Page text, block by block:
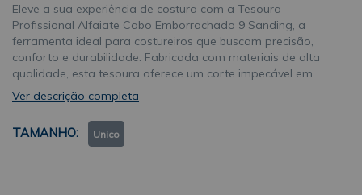
Eleve a sua experiência de costura com a Tesoura
Profissional Alfaiate Cabo Emborrachado 9 Sanding, a
ferramenta ideal para costureiros que buscam precisão,
conforto e durabilidade. Fabricada com materiais de alta
qualidade, esta tesoura oferece um corte impecável em
diversos tipos de tecidos, desde os mais leves até os mais
grossos.Desempenho Profissional: Lâminas afiadas e
duráveis: Produzidas em aço inoxidável de alta qualidade,
as lâminas da Tesoura Profissional Alfaiate Cabo
Ver descrição completa
TAMANHO Unico